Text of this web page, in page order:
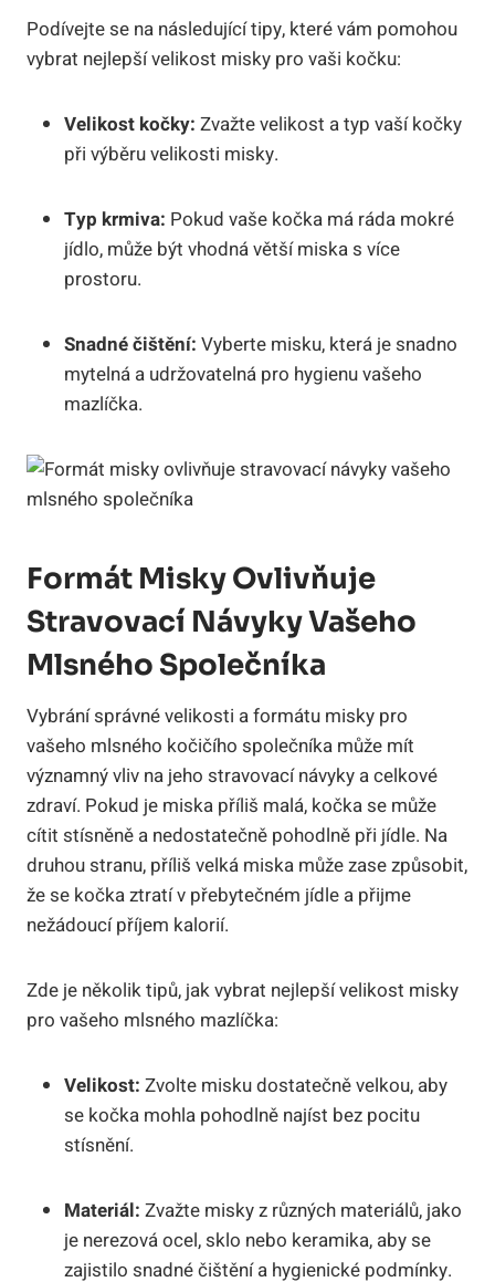
Podívejte se na následující tipy, které vám pomohou
vybrat nejlepší velikost misky pro vaši kočku:
Velikost kočky: Zvažte velikost a typ vaší kočky
při výběru velikosti misky.
Typ krmiva: Pokud vaše kočka má ráda mokré
jídlo, může být vhodná větší miska s více
prostoru.
Snadné čištění: Vyberte misku, která je snadno
mytelná a udržovatelná pro hygienu vašeho
mazlíčka.
Formát Misky Ovlivňuje
Stravovací Návyky Vašeho
Mlsného Společníka
Vybrání správné velikosti a formátu misky pro
vašeho mlsného kočičího společníka může mít
významný vliv na jeho stravovací návyky a celkové
zdraví. Pokud je miska příliš malá, kočka se může
cítit stísněně a nedostatečně pohodlně při jídle. Na
druhou stranu, příliš velká miska může zase způsobit,
že se kočka ztratí v přebytečném jídle a přijme
nežádoucí příjem kalorií.
Zde je několik tipů, jak vybrat nejlepší velikost misky
pro vašeho mlsného mazlíčka:
Velikost: Zvolte misku dostatečně velkou, aby
se kočka mohla pohodlně najíst bez pocitu
stísnění.
Materiál: Zvažte misky z různých materiálů, jako
je nerezová ocel, sklo nebo keramika, aby se
zajistilo snadné čištění a hygienické podmínky.